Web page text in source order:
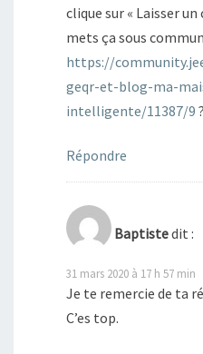
clique sur « Laisser
mets ça sous
https://
geqr-et-blog-ma-
intelligente/11387/9 ?
Répondre
Baptistedit :
31 mars 2020 à 17 h 57 min
Je te remercie de ta
C’es top.